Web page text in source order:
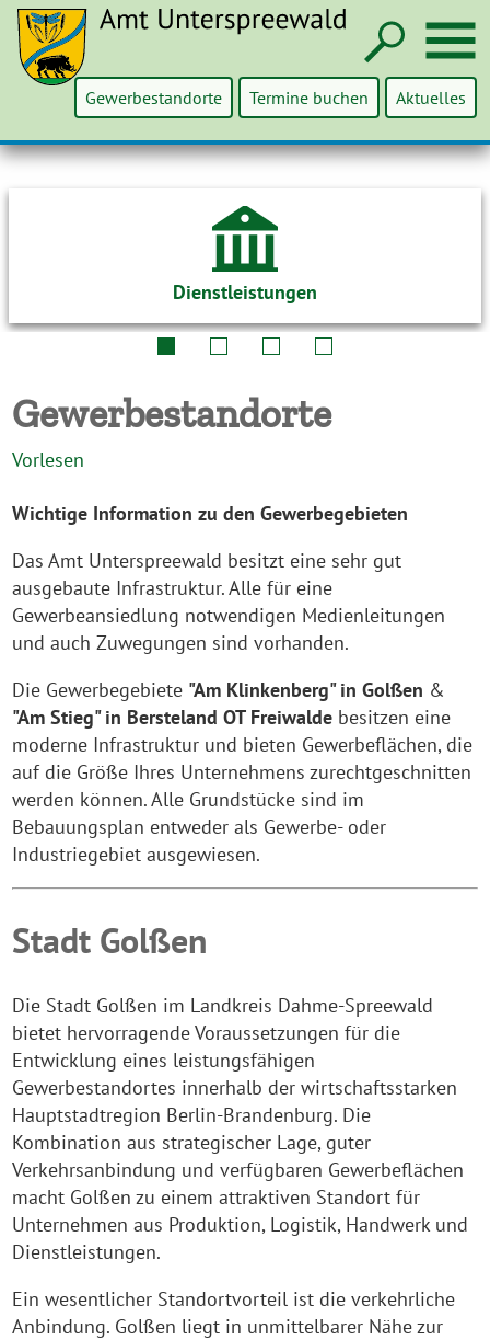
Gewerbestandorte Termine buchen Aktuelles
Dienstleistungen
Gewerbestandorte
Vorlesen
Wichtige Information zu den Gewerbegebieten
Das Amt Unterspreewald besitzt eine sehr gut
ausgebaute Infrastruktur. Alle für eine
Gewerbeansiedlung notwendigen Medienleitungen
und auch Zuwegungen sind vorhanden.
Die Gewerbegebiete "Am Klinkenberg" in Golßen &
"Am Stieg" in Bersteland OT Freiwalde besitzen eine
moderne Infrastruktur und bieten Gewerbeflächen, die
auf die Größe Ihres Unternehmens zurechtgeschnitten
werden können. Alle Grundstücke sind im
Bebauungsplan entweder als Gewerbe- oder
Industriegebiet ausgewiesen.
Stadt Golßen
Die Stadt Golßen im Landkreis Dahme-Spreewald
bietet hervorragende Voraussetzungen für die
Entwicklung eines leistungsfähigen
Gewerbestandortes innerhalb der wirtschaftsstarken
Hauptstadtregion Berlin-Brandenburg. Die
Kombination aus strategischer Lage, guter
Verkehrsanbindung und verfügbaren Gewerbeflächen
macht Golßen zu einem attraktiven Standort für
Unternehmen aus Produktion, Logistik, Handwerk und
Dienstleistungen.
Ein wesentlicher Standortvorteil ist die verkehrliche
Anbindung. Golßen liegt in unmittelbarer Nähe zur